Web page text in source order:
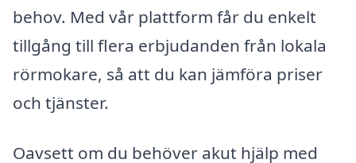
behov. Med vår plattform får du enkelt
tillgång till flera erbjudanden från lokala
rörmokare, så att du kan jämföra priser
och tjänster.
Oavsett om du behöver akut hjälp med